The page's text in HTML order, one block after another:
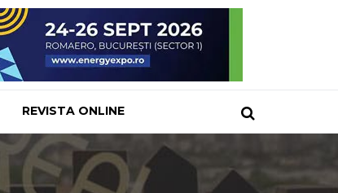
REVISTA ONLINE